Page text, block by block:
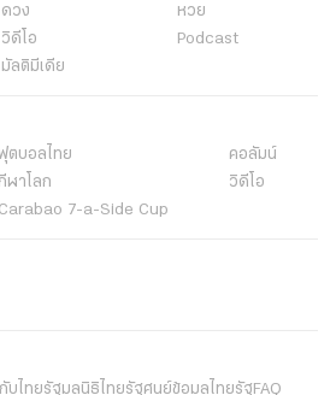
ดวง
หวย
วิดีโอ
Podcast
มัลติมีเดีย
ตบอลไทย
คอลัมน์
ฬาโลก
วิดีโอ
Carabao 7-a-Side Cup
บไทยรัฐมูลนิธิไทยรัฐศูนย์ข้อมูลไทยรัฐFAQ